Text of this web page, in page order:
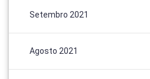
Setembro 2021
Agosto 2021